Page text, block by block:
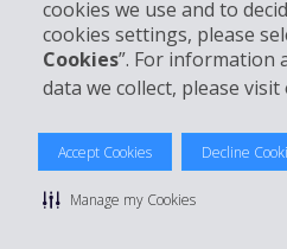
cookies we use and to
cookies settings, please
Cookies”. For information
data we collect, please
Accept Cookies Decline
Manage my Cookies
Customer Support
© 2026 The Hertz System,
Privacy Policy
Manage cookie preferences